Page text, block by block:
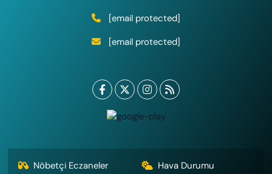
[email protected]
[email protected]
Nöbetçi Eczaneler
Hava Durumu